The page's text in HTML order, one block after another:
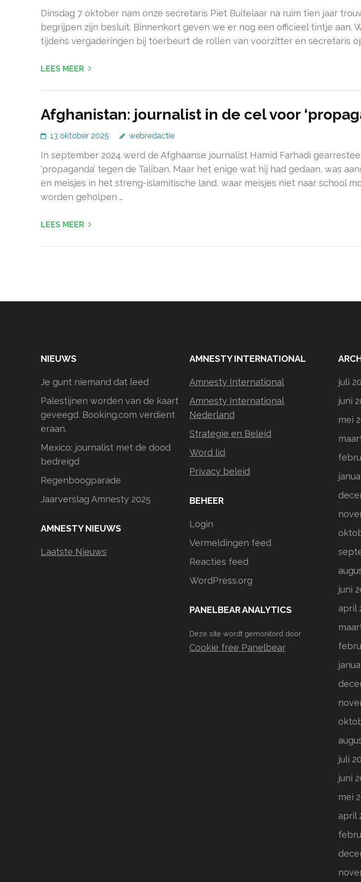
Dinsdag 7 oktober nam onze secretaris Piet Buitelaar na ruim tien jaar
begrijpen zijn besluit. Binnenkort geven we er nog een officieel tintje aan.
tijdens vergaderingen bij toerbeurt de rollen van voorzitter en secretaris
LEES MEER
Afghanistan: journalist in de cel voor
13 oktober 2025 webredactie
In september 2024 werd de Afghaanse journalist Hamid Farhadi
‘propaganda’ tegen de Taliban. Maar het enige wat hij had gedaan, was
en meisjes in het streng-islamitische land, waar meisjes niet naar school
worden geholpen …
LEES MEER
NIEUWS
Je gunt niemand dat leed
Palestijnen worden van de kaart
geveegd. Booking.com verdient
eraan.
Mexico: journalist met de dood
bedreigd
Regenboogparade
Jaarverslag Amnesty 2025
AMNESTY NIEUWS
Laatste Nieuws
AMNESTY INTERNATIONAL
Amnesty International
Amnesty International
Nederland
Strategie en Beleid
Word lid
Privacy beleid
BEHEER
Login
Vermeldingen feed
Reacties feed
WordPress.org
PANELBEAR ANALYTICS
Deze site wordt gemonitord door
Cookie free Panelbear
juli
juni
mei
juni
april
juli
juni
mei
april